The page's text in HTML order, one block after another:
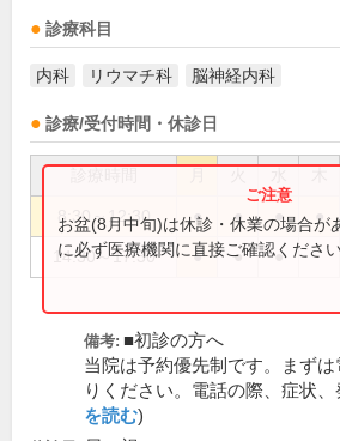
診療科目
内科 リウマチ科 脳神経内科
診療/受付時間・休診日
8:30～12:30 ● ● ● ●
14:30～17:30 ● ● ●
お盆(8月中旬)は休診・休業の場合が
に必ず医療機関に直接ご確認ください
備考: ■初診の方へ
当院は予約優先制です。まず
りください。電話の際、症状
を読む)